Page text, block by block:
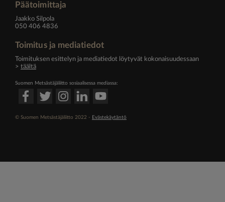
Päätoimittaja
Jaakko Silpola
050 406 4836
Toimitus ja mediatiedot
Toimituksen esittelyn ja mediatiedot löytyvät kokonaisuudessaan
> täältä
Suomen Metsästäjäliitto sosiaalisessa mediassa:
© Suomen Metsästäjäliitto 2022 - Evästekäytäntö